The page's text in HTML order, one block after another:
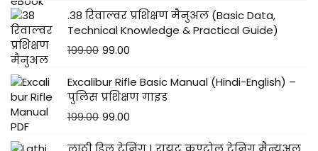
.38 रिवाल्वर प्रशिक्षण मैनुअल (Basic Data,
Technical Knowledge & Practical Guide)
199.00 99.00
Excalibur Rifle Basic Manual (Hindi-English) –
पुलिस प्रशिक्षण गाइड
199.00 99.00